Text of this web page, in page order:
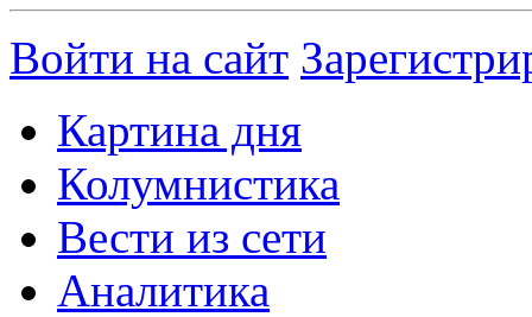
Войти на сайт
Картина дня
Колумнистика
Вести из сети
Аналитика